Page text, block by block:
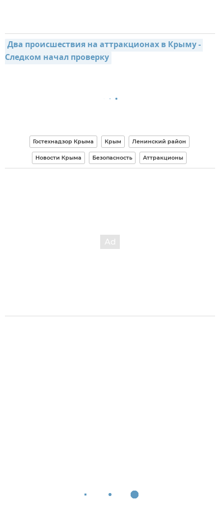
Два происшествия на аттракционах в Крыму -
Следком начал проверку
Гостехнадзор Крыма Крым Ленинский район
Новости Крыма Безопасность Аттракционы